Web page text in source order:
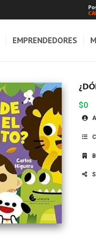
EMPRENDEDORES
$0